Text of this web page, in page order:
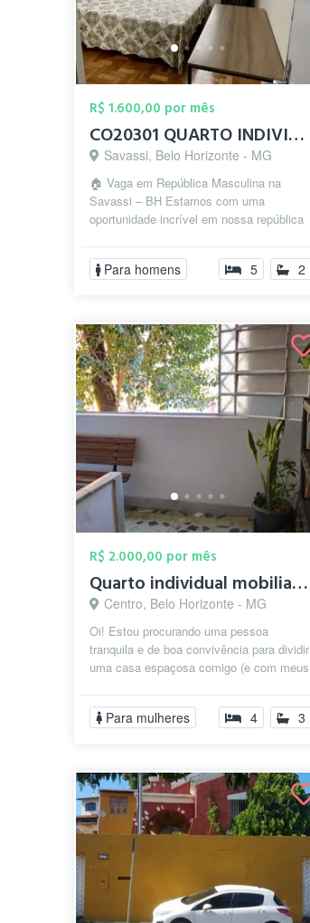
R$ 1.600,00 por mês
CO20301 QUARTO INDIVIDUAL C/ CAMA DE CAS...
Savassi, Belo Horizonte - MG
🏠 Vaga em República Masculina na
Savassi – BH Estamos com uma
oportunidade incrível em nossa república
Savas...
Para homens 5 2
R$ 2.000,00 por mês
Quarto individual mobiliado – Casa
Centro, Belo Horizonte - MG
Oi! Estou procurando uma pessoa
tranquila e de boa convivência para dividir
uma casa espaçosa comigo (e com meus
Para mulheres 4 3